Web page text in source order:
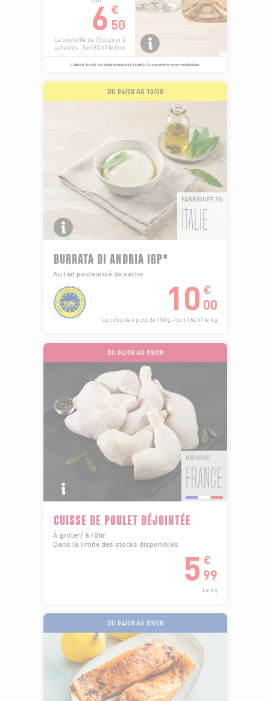
6 €
50
La bouteille de 75 cl pour 2
achetées - Soit 8€67 le litre
L’abus d’alcool est dangereux pour la santé. À consommer avec modération.
DU 04/08 AU 10/08
FABRIQUÉE EN
ITALIE
BURRATA DI ANDRIA IGP*
Au lait pasteurisé de vache
10 €
00
Le colis de 4 pots de 150 g - Soit 16€67 le kg
DU 04/08 AU 09/08
ORIGINE
FRANCE
CUISSE DE POULET DÉJOINTÉE
À griller/ à rôtir
Dans la limite des stocks disponibles
5 €
99
Le kg
DU 04/08 AU 09/08